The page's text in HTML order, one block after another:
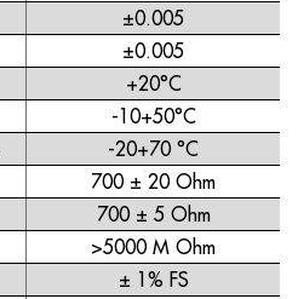
±0.005
±0.005
+20°C
-10+50°C
-20+70 °C
700 ± 20 Ohm
700 ± 5 Ohm
>5000 M Ohm
± 1% FS